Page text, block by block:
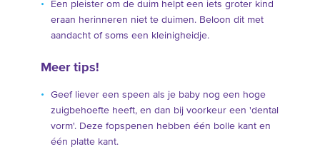
Een pleister om de duim helpt een iets groter kind
eraan herinneren niet te duimen. Beloon dit met
aandacht of soms een kleinigheidje.
Meer tips!
Geef liever een speen als je baby nog een hoge
zuigbehoefte heeft, en dan bij voorkeur een 'dental
vorm'. Deze fopspenen hebben één bolle kant en
één platte kant.